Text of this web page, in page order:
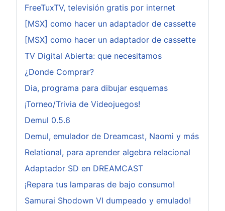
FreeTuxTV, televisión gratis por internet
[MSX] como hacer un adaptador de cassette
[MSX] como hacer un adaptador de cassette
TV Digital Abierta: que necesitamos
¿Donde Comprar?
Dia, programa para dibujar esquemas
¡Torneo/Trivia de Videojuegos!
Demul 0.5.6
Demul, emulador de Dreamcast, Naomi y más
Relational, para aprender algebra relacional
Adaptador SD en DREAMCAST
¡Repara tus lamparas de bajo consumo!
Samurai Shodown VI dumpeado y emulado!